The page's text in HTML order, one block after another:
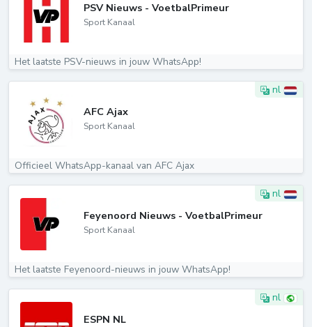
PSV Nieuws - VoetbalPrimeur
Sport Kanaal
Het laatste PSV-nieuws in jouw WhatsApp!
nl
AFC Ajax
Sport Kanaal
Officieel WhatsApp-kanaal van AFC Ajax
nl
Feyenoord Nieuws - VoetbalPrimeur
Sport Kanaal
Het laatste Feyenoord-nieuws in jouw WhatsApp!
nl
ESPN NL